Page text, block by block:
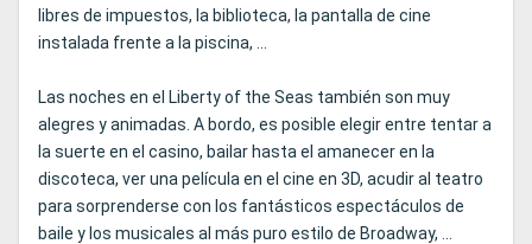
libres de impuestos, la biblioteca, la pantalla de cine
instalada frente a la piscina, ...
Las noches en el Liberty of the Seas también son muy
alegres y animadas. A bordo, es posible elegir entre tentar a
la suerte en el casino, bailar hasta el amanecer en la
discoteca, ver una película en el cine en 3D, acudir al teatro
para sorprenderse con los fantásticos espectáculos de
baile y los musicales al más puro estilo de Broadway, ...